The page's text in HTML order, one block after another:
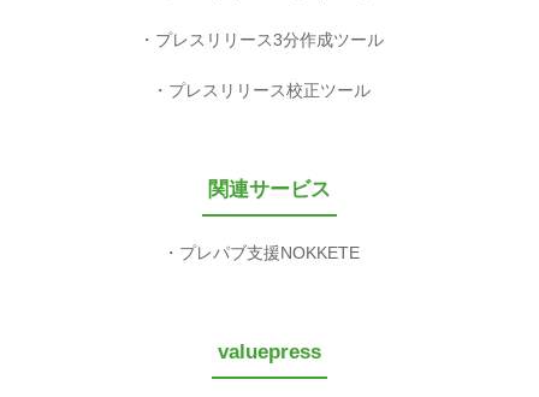
プレスリリース3分作成ツール
プレスリリース校正ツール
関連サービス
プレパブ支援NOKKETE
valuepress